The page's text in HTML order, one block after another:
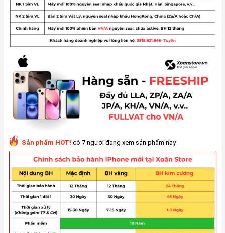
Sản phẩm HOT! có 7 người đang xem sản phẩm này